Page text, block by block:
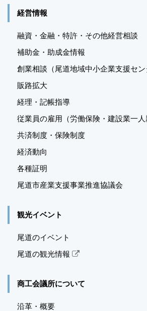
経営情報
融資・金融・特許・その他経営相談
補助金・助成金情報
創業相談（尾道地域中小企業支援セン
販路拡大
経理・記帳指導
従業員の雇用（労働保険・建設業一人
共済制度・保険制度
経済動向
各種証明
尾道市産業支援事業推進協議会
観光イベント
尾道のイベント
尾道の観光情報
商工会議所について
沿革・概要